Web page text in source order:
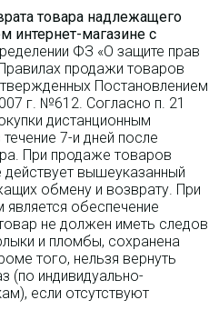
товара надлежащего
интернет-магазине с
ФЗ «О защите прав
продажи товаров
Постановлением
г. №612. Согласно п. 21
дистанционным
7-и дней после
При продаже товаров
вышеуказанный
обмену и возврату. При
обеспечение
не должен иметь следов
и пломбы, сохранена
того, нельзя вернуть
(по индивидуально-
если отсутствуют